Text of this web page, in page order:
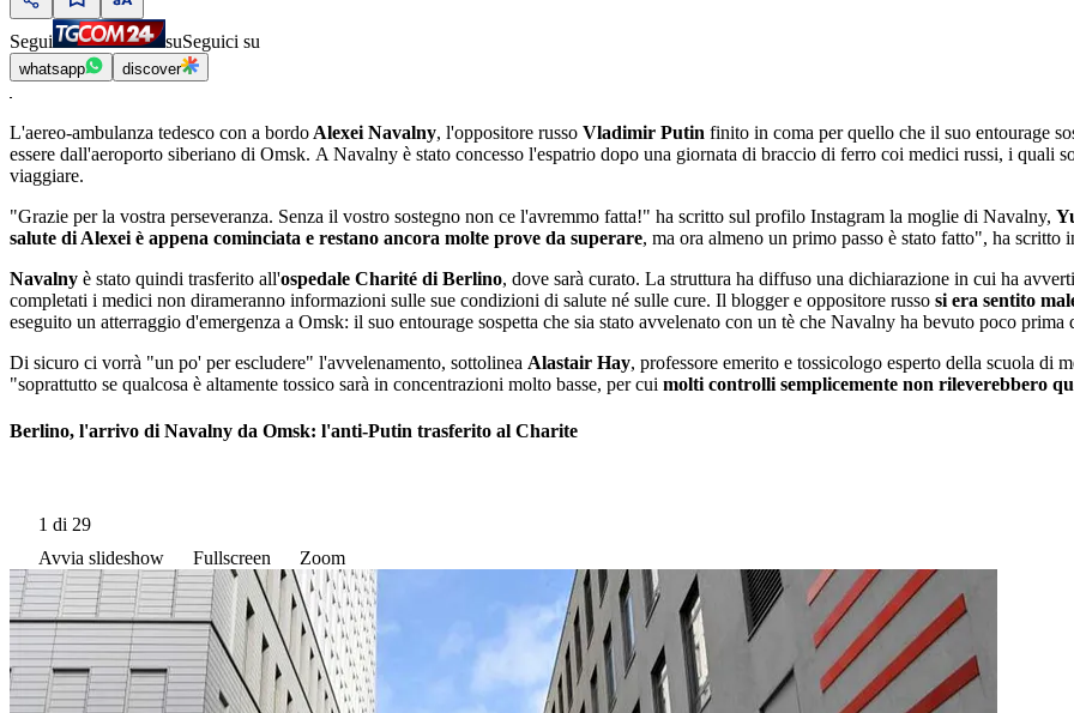
Segui suSeguici su
whatsapp discover
L'aereo-ambulanza tedesco con a bordo Alexei Navalny, l'oppositore russo Vladimir Putin finito in coma per quello che il suo entourage
essere dall'aeroporto siberiano di Omsk. A Navalny è stato concesso l'espatrio dopo una giornata di braccio di ferro coi medici russi, i quali
viaggiare.
"Grazie per la vostra perseveranza. Senza il vostro sostegno non ce l'avremmo fatta!" ha scritto sul profilo Instagram la moglie di Navalny,
salute di Alexei è appena cominciata e restano ancora molte prove da superare, ma ora almeno un primo passo è stato fatto", ha scritto
Navalny è stato quindi trasferito all'ospedale Charité di Berlino, dove sarà curato. La struttura ha diffuso una dichiarazione in cui ha
completati i medici non dirameranno informazioni sulle sue condizioni di salute né sulle cure. Il blogger e oppositore russo si era sentito
eseguito un atterraggio d'emergenza a Omsk: il suo entourage sospetta che sia stato avvelenato con un tè che Navalny ha bevuto poco prima
Di sicuro ci vorrà "un po' per escludere" l'avvelenamento, sottolinea Alastair Hay, professore emerito e tossicologo esperto della scuola di
"soprattutto se qualcosa è altamente tossico sarà in concentrazioni molto basse, per cui molti controlli semplicemente non rileverebbero
Berlino, l'arrivo di Navalny da Omsk: l'anti-Putin trasferito al Charite
1 di 29
Avvia slideshow
Fullscreen Zoom